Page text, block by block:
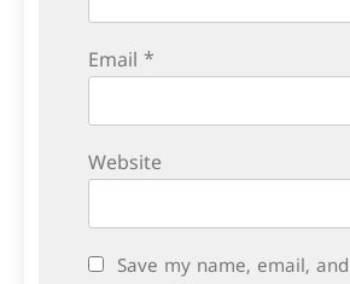
Email *
Website
Save my name, email,